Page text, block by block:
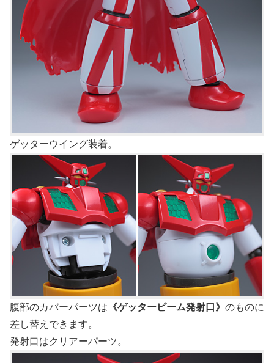
ゲッターウイング装着。
腹部のカバーパーツは 《ゲッタービーム発射口》 のものに
差し替えできます。
発射口はクリアーパーツ。